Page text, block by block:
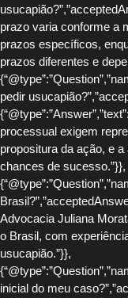
prazo varia conforme a
prazos específicos,
prazos diferentes e
pedir
processual exigem
propositura da ação, e
chances de sucesso.”}},
Advocacia Juliana
o Brasil, com
usucapião.”}},
inicial do meu